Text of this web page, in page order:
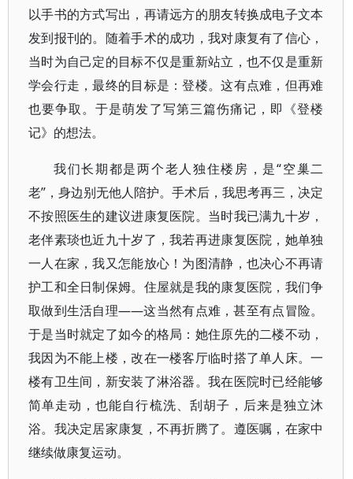
以手书的方式写出，再请远方的朋友转换成电子文本
发到报刊的。随着手术的成功，我对康复有了信心，
当时为自己定的目标不仅是重新站立，也不仅是重新
学会行走，最终的目标是：登楼。这有点难，但再难
也要争取。于是萌发了写第三篇伤痛记，即《登楼
记》的想法。
我们长期都是两个老人独住楼房，是“空巢二
老”，身边别无他人陪护。手术后，我思考再三，决定
不按照医生的建议进康复医院。当时我已满九十岁，
老伴素琰也近九十岁了，我若再进康复医院，她单独
一人在家，我又怎能放心！为图清静，也决心不再请
护工和全日制保姆。住屋就是我的康复医院，我们争
取做到生活自理——这当然有点难，甚至有点冒险。
于是当时就定了如今的格局：她住原先的二楼不动，
我因为不能上楼，改在一楼客厅临时搭了单人床。一
楼有卫生间，新安装了淋浴器。我在医院时已经能够
简单走动，也能自行梳洗、刮胡子，后来是独立沐
浴。我决定居家康复，不再折腾了。遵医嘱，在家中
继续做康复运动。